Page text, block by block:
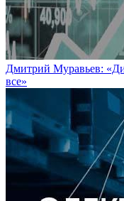
Дмитрий Муравьев:
все»